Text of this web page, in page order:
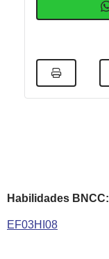
Habilidades BNCC:
EF03HI08